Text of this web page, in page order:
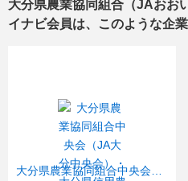
大分県農業協同組合（JAおお
イナビ会員は、このような企